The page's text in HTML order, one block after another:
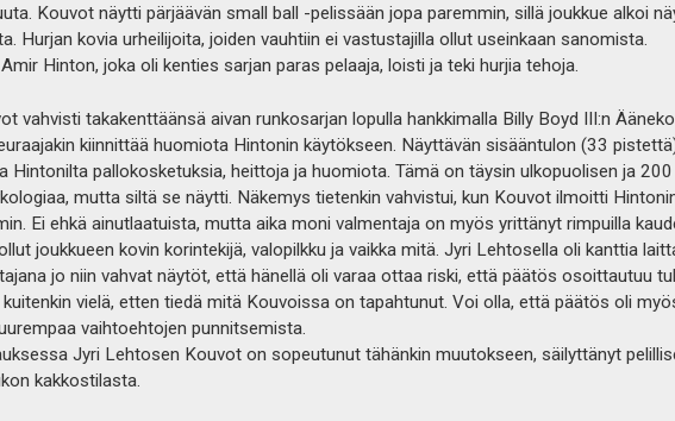
Kouvot näytti pärjäävän small ball -pelissään jopa paremmin, sillä joukkue alkoi
Hurjan kovia urheilijoita, joiden vauhtiin ei vastustajilla ollut useinkaan sanomista.
Hinton, joka oli kenties sarjan paras pelaaja, loisti ja teki hurjia tehoja.
vahvisti takakenttäänsä aivan runkosarjan lopulla hankkimalla Billy Boyd III:n
kiinnittää huomiota Hintonin käytökseen. Näyttävän sisääntulon (33
Hintonilta pallokosketuksia, heittoja ja huomiota. Tämä on täysin ulkopuolisen ja
mutta siltä se näytti. Näkemys tietenkin vahvistui, kun Kouvot ilmoitti
Ei ehkä ainutlaatuista, mutta aika moni valmentaja on myös yrittänyt rimpuilla
joukkueen kovin korintekijä, valopilkku ja vaikka mitä. Jyri Lehtosella oli kanttia
jo niin vahvat näytöt, että hänellä oli varaa ottaa riski, että päätös osoittautuu
vielä, etten tiedä mitä Kouvoissa on tapahtunut. Voi olla, että päätös oli
vaihtoehtojen punnitsemista.
Jyri Lehtosen Kouvot on sopeutunut tähänkin muutokseen, säilyttänyt
kakkostilasta.